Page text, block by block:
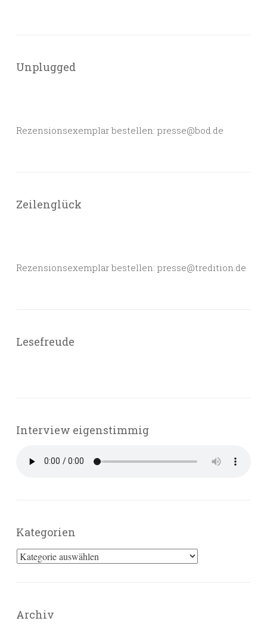
Unplugged
Rezensionsexemplar bestellen: presse@bod.de
Zeilenglück
Rezensionsexemplar bestellen: presse@tredition.de
Lesefreude
Interview eigenstimmig
Kategorien
Kategorien
Archiv